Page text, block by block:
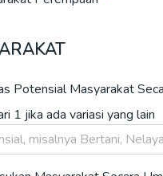
Potensial Masyarakat
1 jika ada variasi yang lain